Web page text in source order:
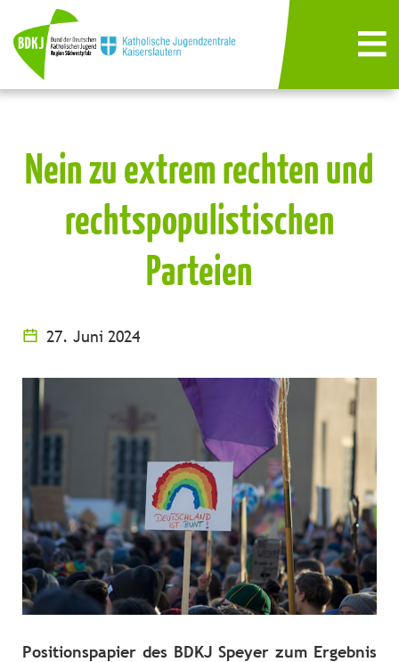
Nein zu extrem rechten und
rechtspopulistischen
Parteien
27. Juni 2024
Positionspapier des BDKJ Speyer zum Ergebnis